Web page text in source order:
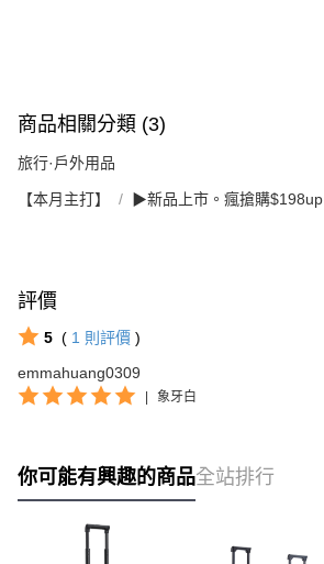
商品相關分類 (3)
旅行·戶外用品
【本月主打】 ▶新品上市。瘋搶購$198up
評價
5 ( 1 則評價 )
emmahuang0309
象牙白
你可能有興趣的商品全站排行